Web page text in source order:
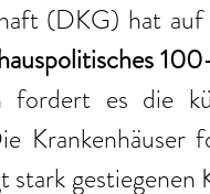
(DKG) hat
fordert es die
Krankenhäuser
gestiegenen